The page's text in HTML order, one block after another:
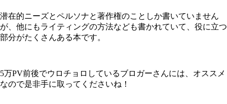
潜在的ニーズとペルソナと著作権のことしか書いていません
が、他にもライティングの方法なども書かれていて、役に立つ
部分がたくさんある本です。
5万PV前後でウロチョロしているブロガーさんには、オススメ
なので是非手に取ってくださいね！